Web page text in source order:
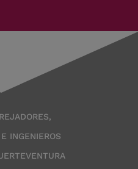
INGENIEROS